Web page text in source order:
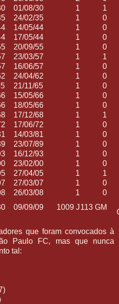
01/08/30 1
1
24/02/35 1
0
14/05/44 1
0
17/05/44 1
0
20/09/55 1
0
23/03/57 1
1
16/06/57 1
0
24/04/62 1
0
21/11/65 1
0
15/05/66 1
0
18/05/66 1
0
17/12/68 1
1
17/06/72 1
0
14/03/81 1
0
23/07/89 1
0
16/12/93 1
0
23/02/00 1
0
27/04/05 1
1
27/03/07 1
0
26/03/08 1
0
09/09/09 1009 J113 GM
que foram convocados à
Paulo FC, mas que nunca
tal: